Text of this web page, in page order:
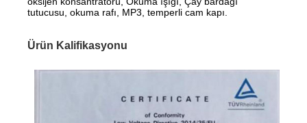
tutucusu, okuma rafı, MP3, temperli cam kapı.
Ürün Kalifikasyonu